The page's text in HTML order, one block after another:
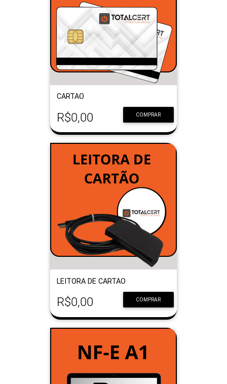
CARTAO
COMPRAR
R$0,00
LEITORA DE CARTAO
COMPRAR
R$0,00